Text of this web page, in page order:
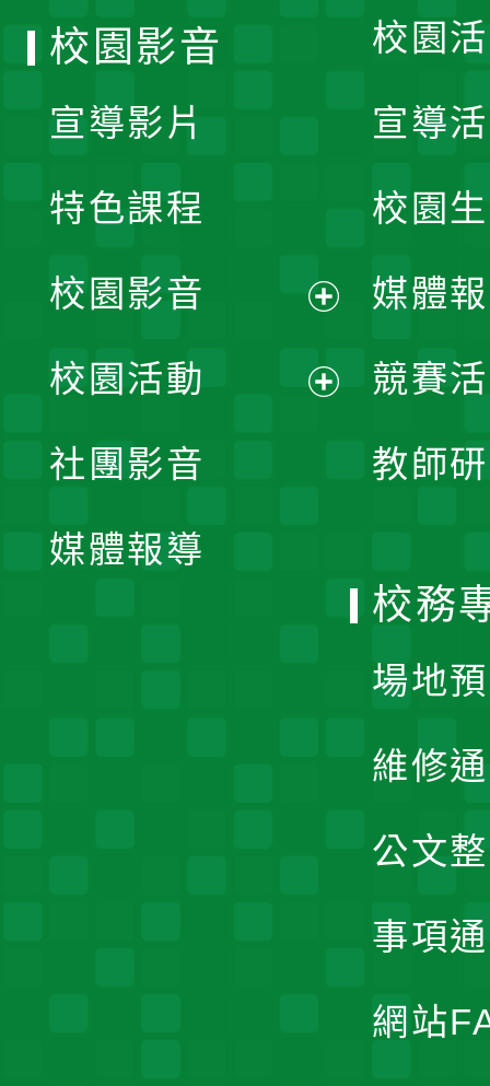
校園
宣導
校園
媒體
競賽
教師
校園影音
宣導影片
特色課程
校園影音
開
校園活動
社團影音
媒體報導
校務
場地
維修
公文
事項
網站